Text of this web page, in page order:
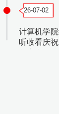
26-07-02
计算机学
听收看庆